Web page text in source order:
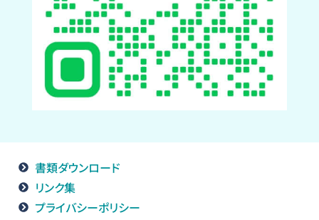
書類ダウンロード
リンク集
プライバシーポリシー